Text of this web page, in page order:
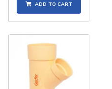
ADD TO CART